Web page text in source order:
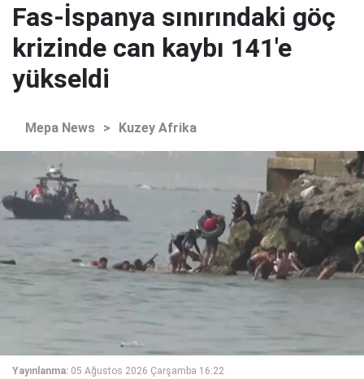
Fas-İspanya sınırındaki göç
krizinde can kaybı 141'e
yükseldi
Mepa News > Kuzey Afrika
Yayınlanma: 05 Ağustos 2026 Çarşamba 16:22